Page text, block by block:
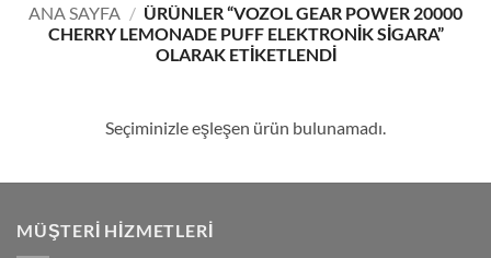
ANA SAYFA / ÜRÜNLER “VOZOL GEAR POWER 20000
CHERRY LEMONADE PUFF ELEKTRONIK SIGARA”
OLARAK ETIKETLENDI
Seçiminizle eşleşen ürün bulunamadı.
MÜŞTERI HIZMETLERI